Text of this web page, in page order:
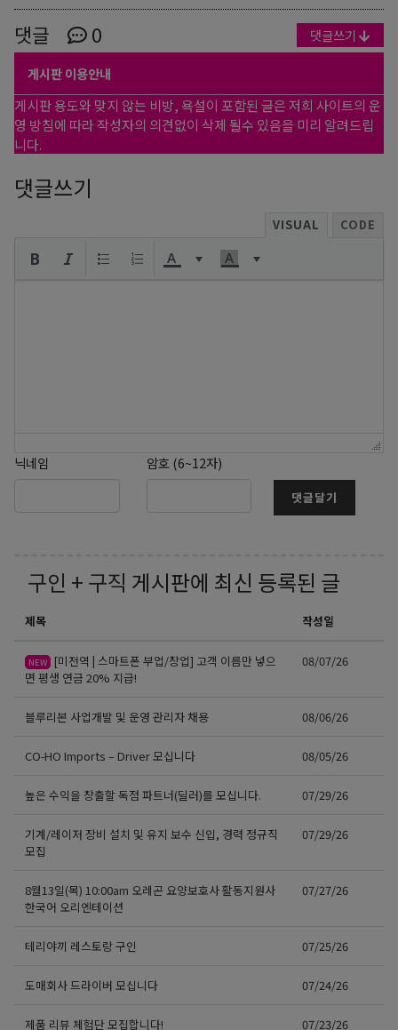
댓글 0 댓글쓰기
게시판 이용안내
게시판 용도와 맞지 않는 비방, 욕설이 포함된 글은 저희 사이트의 운
영 방침에 따라 작성자의 의견없이 삭제 될수 있음을 미리 알려드립
니다.
댓글쓰기
VISUAL CODE
닉네임 암호 (6~12자)
댓글달기
구인 + 구직 게시판에 최신 등록된 글
제목 작성일
NEW
[미전역 | 스마트폰 부업/창업] 고객 이름만 넣으
면 평생 연금 20% 지급!
08/07/26
블루리본 사업개발 및 운영 관리자 채용 08/06/26
CO-HO Imports – Driver 모십니다 08/05/26
높은 수익을 창출할 독점 파트너(딜러)를 모십니다. 07/29/26
기계/레이저 장비 설치 및 유지 보수 신입, 경력 정규직
모집
07/29/26
8월13일(목) 10:00am 오레곤 요양보호사 활동지원사
한국어 오리엔테이션
07/27/26
테리야끼 레스토랑 구인 07/25/26
도매회사 드라이버 모십니다 07/24/26
제품 리뷰 체험단 모집합니다! 07/23/26